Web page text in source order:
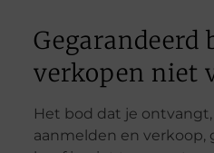
Gegarandeerd
verkopen niet
Het bod dat je ontvangt,
aanmelden en verkoop,